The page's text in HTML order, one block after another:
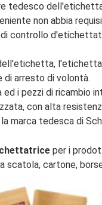
tedesco
non abbia
controllo
arresto di volontà.
i pezzi di ricambio
con alta
marca tedesca di
per i
scatola, cartone,